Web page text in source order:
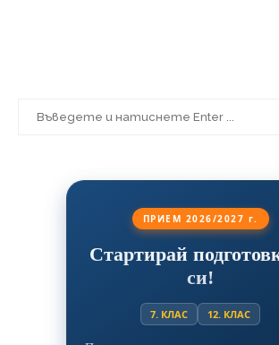
ПРИЕМ 2026/2027 г.
Стартирай
си!
7. КЛАС 12. КЛАС